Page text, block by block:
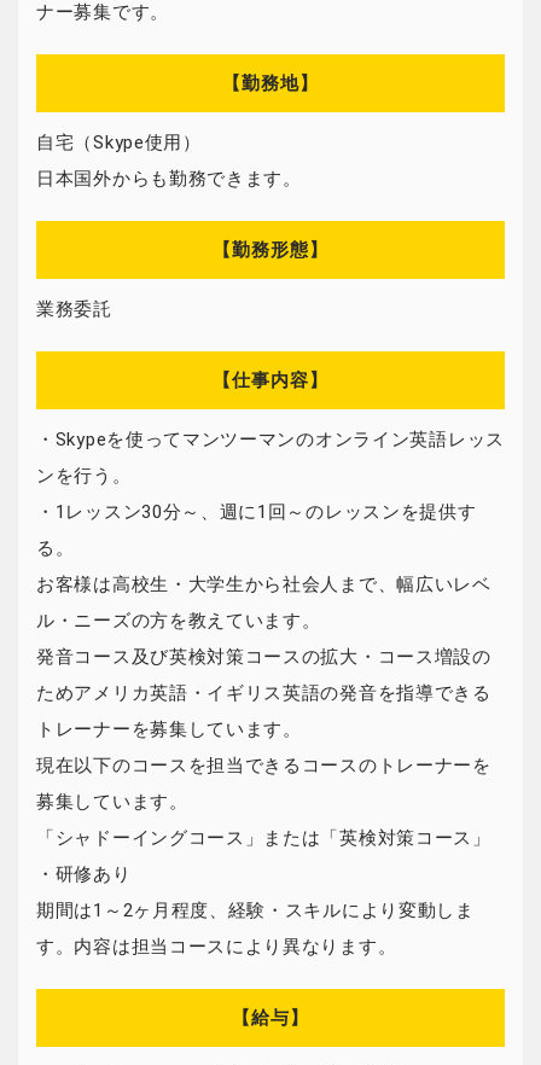
ナー募集です。
【勤務地】
自宅（Skype使用）
日本国外からも勤務できます。
【勤務形態】
業務委託
【仕事内容】
・Skypeを使ってマンツーマンのオンライン英語レッス
ンを行う。
・1レッスン30分～、週に1回～のレッスンを提供す
る。
お客様は高校生・大学生から社会人まで、幅広いレベ
ル・ニーズの方を教えています。
発音コース及び英検対策コースの拡大・コース増設の
ためアメリカ英語・イギリス英語の発音を指導できる
トレーナーを募集しています。
現在以下のコースを担当できるコースのトレーナーを
募集しています。
「シャドーイングコース」または「英検対策コース」
・研修あり
期間は1～2ヶ月程度、経験・スキルにより変動しま
す。内容は担当コースにより異なります。
【給与】